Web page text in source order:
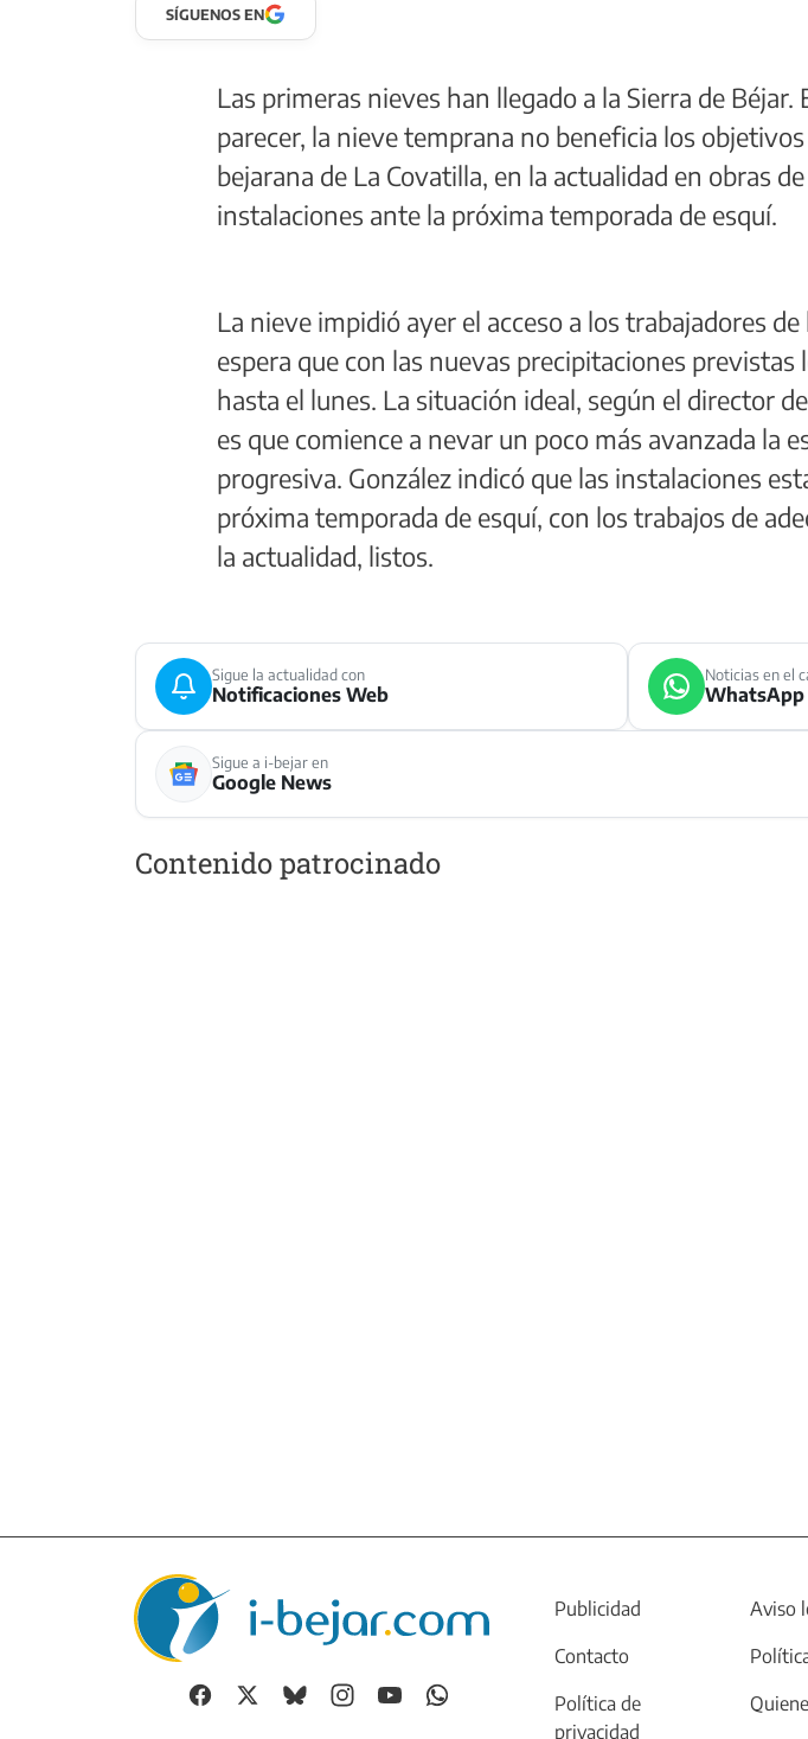
SÍGUENOS EN
Las primeras nieves han llegado a la Sierra de Béjar.
parecer, la nieve temprana no beneficia los
bejarana de La Covatilla, en la actualidad en obras
instalaciones ante la próxima temporada de esquí.
La nieve impidió ayer el acceso a los trabajadores
espera que con las nuevas precipitaciones previstas
hasta el lunes. La situación ideal, según el director
es que comience a nevar un poco más avanzada la
progresiva. González indicó que las instalaciones
próxima temporada de esquí, con los trabajos de
la actualidad, listos.
Sigue la actualidad con
Notificaciones Web
Noticias en el
WhatsApp
Sigue a i-bejar en
Google News
Contenido patrocinado
Publicidad
Aviso
Contacto
Política de
privacidad